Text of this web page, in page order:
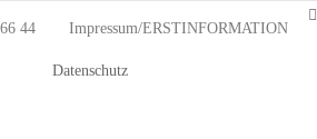
44 Impressum/ERSTINFORMATION
Datenschutz